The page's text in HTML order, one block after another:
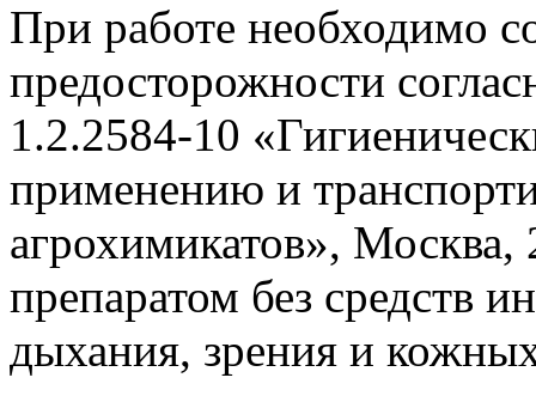
При работе необходимо
предосторожности
1.2.2584-10
применению и
агрохимикатов»,
препаратом без средств
дыхания, зрения и